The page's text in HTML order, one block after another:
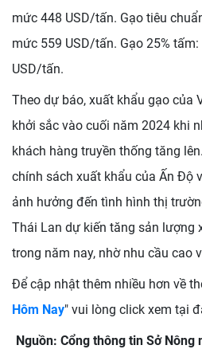
mức 448 USD/tấn. Gạo tiêu
mức 559 USD/tấn. Gạo 25%
USD/tấn.
Theo dự báo, xuất khẩu gạo của
khởi sắc vào cuối năm 2024 khi
khách hàng truyền thống tăng
chính sách xuất khẩu của Ấn Độ
ảnh hưởng đến tình hình thị
Thái Lan dự kiến tăng sản lượng
trong năm nay, nhờ nhu cầu cao
Để cập nhật thêm nhiều hơn về
Hôm Nay" vui lòng click xem tại
Nguồn: Cổng thông tin Sở